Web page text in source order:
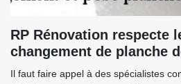
RP Rénovation respecte
changement de planche
Il faut faire appel à des spécialistes